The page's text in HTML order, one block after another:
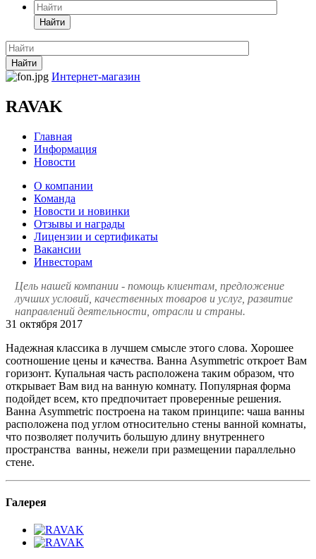
Найти
Найти
Интернет-магазин
RAVAK
Главная
Информация
Новости
О компании
Команда
Новости и новинки
Отзывы и награды
Лицензии и сертификаты
Вакансии
Инвесторам
Цель нашей компании - помощь клиентам, предложение
лучших условий, качественных товаров и услуг, развитие
направлений деятельности, отрасли и страны.
31 октября 2017
Надежная классика в лучшем смысле этого слова. Хорошее
соотношение цены и качества. Ванна Asymmetric откроет Вам
горизонт. Купальная часть расположена таким образом, что
открывает Вам вид на ванную комнату. Популярная форма
подойдет всем, кто предпочитает проверенные решения.
Ванна Asymmetric построена на таком принципе: чаша ванны
расположена под углом относительно стены ванной комнаты,
что позволяет получить большую длину внутреннего
пространства ванны, нежели при размещении параллельно
стене.
Галерея